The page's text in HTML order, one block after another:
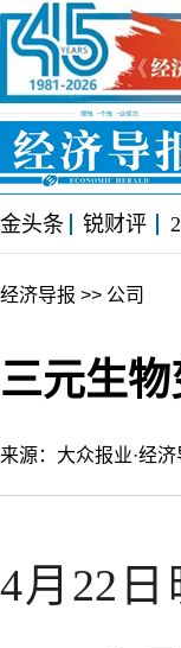
金头条 锐财评
经济导报 >> 公司
三元生
来源：大众报业·
4月22日